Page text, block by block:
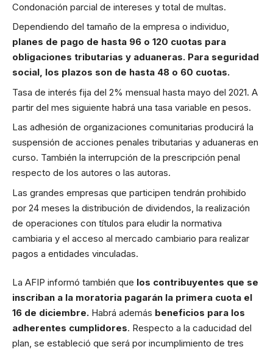
Condonación parcial de intereses y total de multas.
Dependiendo del tamaño de la empresa o individuo,
planes de pago de hasta 96 o 120 cuotas para
obligaciones tributarias y aduaneras. Para seguridad
social, los plazos son de hasta 48 o 60 cuotas.
Tasa de interés fija del 2% mensual hasta mayo del 2021. A
partir del mes siguiente habrá una tasa variable en pesos.
Las adhesión de organizaciones comunitarias producirá la
suspensión de acciones penales tributarias y aduaneras en
curso. También la interrupción de la prescripción penal
respecto de los autores o las autoras.
Las grandes empresas que participen tendrán prohibido
por 24 meses la distribución de dividendos, la realización
de operaciones con títulos para eludir la normativa
cambiaria y el acceso al mercado cambiario para realizar
pagos a entidades vinculadas.
La AFIP informó también que los contribuyentes que se
inscriban a la moratoria pagarán la primera cuota el
16 de diciembre. Habrá además beneficios para los
adherentes cumplidores. Respecto a la caducidad del
plan, se estableció que será por incumplimiento de tres